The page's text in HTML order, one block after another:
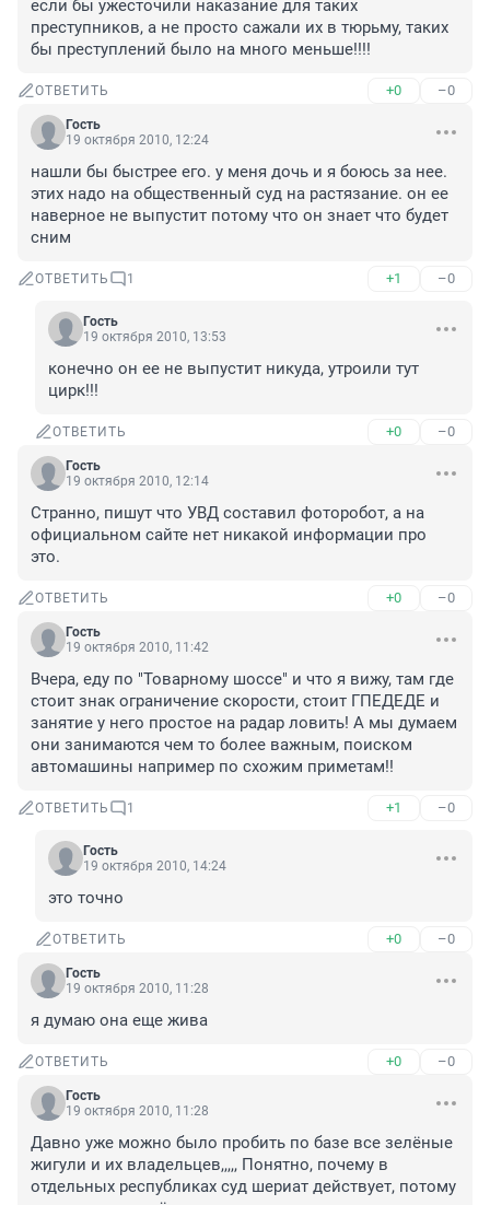
если бы ужесточили наказание для таких
преступников, а не просто сажали их в тюрьму, таких
бы преступлений было на много меньше!!!!
ОТВЕТИТЬ +0 –0
Гость
19 октября 2010, 12:24
нашли бы быстрее его. у меня дочь и я боюсь за нее.
этих надо на общественный суд на растязание. он ее
наверное не выпустит потому что он знает что будет
сним
ОТВЕТИТЬ 1 +1 –0
Гость
19 октября 2010, 13:53
конечно он ее не выпустит никуда, утроили тут
цирк!!!
ОТВЕТИТЬ +0 –0
Гость
19 октября 2010, 12:14
Странно, пишут что УВД составил фоторобот, а на
официальном сайте нет никакой информации про
это.
ОТВЕТИТЬ +0 –0
Гость
19 октября 2010, 11:42
Вчера, еду по "Товарному шоссе" и что я вижу, там где
стоит знак ограничение скорости, стоит ГПЕДЕДЕ и
занятие у него простое на радар ловить! А мы думаем
они занимаются чем то более важным, поиском
автомашины например по схожим приметам!!
ОТВЕТИТЬ 1 +1 –0
Гость
19 октября 2010, 14:24
это точно
ОТВЕТИТЬ +0 –0
Гость
19 октября 2010, 11:28
я думаю она еще жива
ОТВЕТИТЬ +0 –0
Гость
19 октября 2010, 11:28
Давно уже можно было пробить по базе все зелёные
жигули и их владельцев,,,,, Понятно, почему в
отдельных республиках суд шериат действует, потому